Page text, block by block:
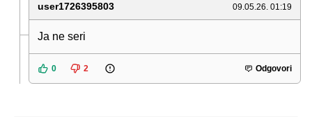
user1726395803 09.05.26. 01:19
Ja ne seri
0 2 Odgovori